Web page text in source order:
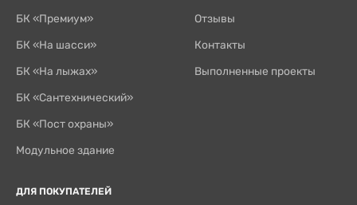
БК «Премиум»
БК «На шасси»
БК «На лыжах»
БК «Сантехнический»
БК «Пост охраны»
Модульное здание
Отзывы
Контакты
Выполненные проекты
ДЛЯ ПОКУПАТЕЛЕЙ